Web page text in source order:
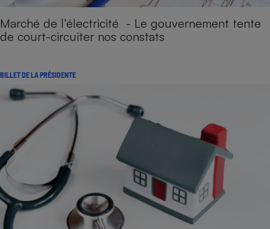
Marché de l’électricité - Le gouvernement tente
de court-circuiter nos constats
BILLET DE LA PRÉSIDENTE